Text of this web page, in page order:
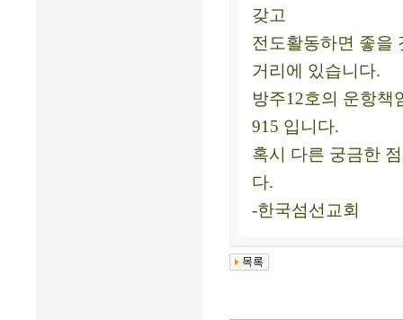
갖고
전도활동하면 좋을
거리에 있습니다.
방주12호의 운항책
915 입니다.
혹시 다른 궁금한
다.
-한국섬선교회